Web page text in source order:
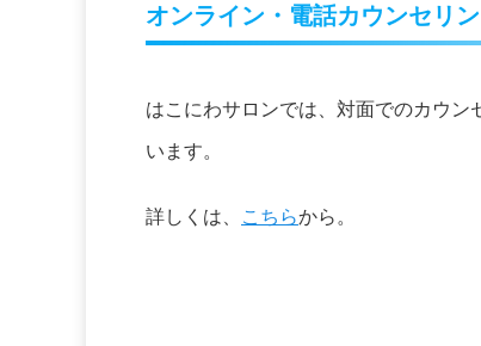
オンライン・電話カウンセリ
はこにわサロンでは、対面でのカウ
います。
詳しくは、 こちらから。